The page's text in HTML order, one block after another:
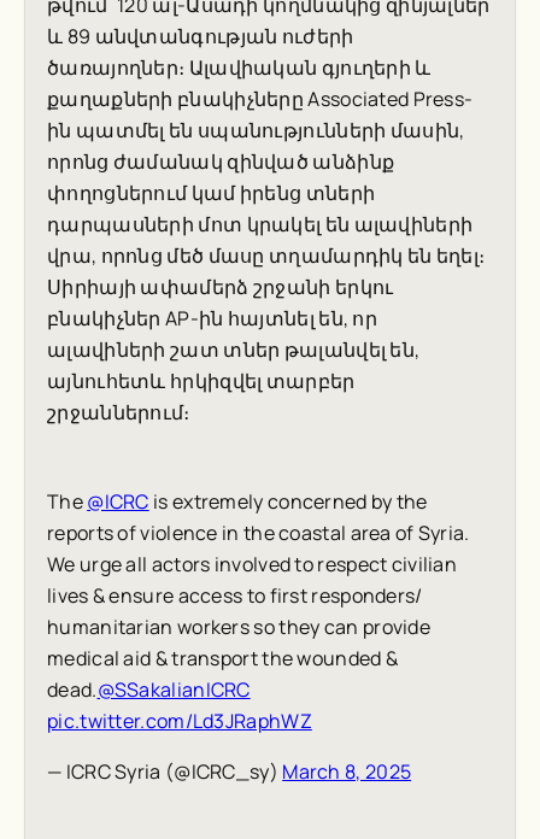
և 89 անվտանգության ուժերի
ծառայողներ։ Ալավիական գյուղերի և
քաղաքների բնակիչները Associated Press-
ին պատմել են սպանությունների մասին,
որոնց ժամանակ զինված անձինք
փողոցներում կամ իրենց տների
դարպասների մոտ կրակել են ալավիների
վրա, որոնց մեծ մասը տղամարդիկ են եղել։
Սիրիայի ափամերձ շրջանի երկու
բնակիչներ AP-ին հայտնել են, որ
ալավիների շատ տներ թալանվել են,
այնուհետև հրկիզվել տարբեր
շրջաններում։
The@ICRC is extremely concerned by the
reports of violence in the coastal area of Syria.
We urge all actors involved to respect civilian
lives & ensure access to first responders/
humanitarian workers so they can provide
medical aid & transport the wounded &
dead.@SSakalianICRC
pic.twitter.com/Ld3JRaphWZ
— ICRC Syria (@ICRC_sy) March 8, 2025